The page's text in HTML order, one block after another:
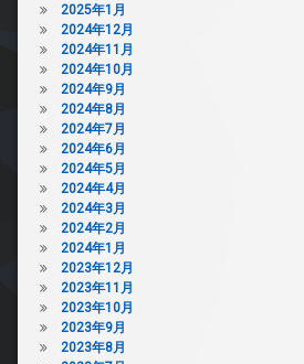
2025年1月
2024年12月
2024年11月
2024年10月
2024年9月
2024年8月
2024年7月
2024年6月
2024年5月
2024年4月
2024年3月
2024年2月
2024年1月
2023年12月
2023年11月
2023年10月
2023年9月
2023年8月